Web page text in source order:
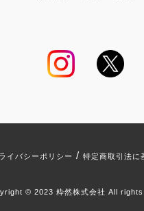
イバシーポリシー / 特定商取引法に
© 2023 粋然株式会社 All rights